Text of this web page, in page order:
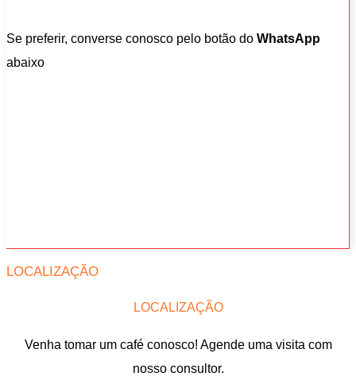
Se preferir, converse conosco pelo botão do WhatsApp
abaixo
LOCALIZAÇÃO
LOCALIZAÇÃO
Venha tomar um café conosco! Agende uma visita com
nosso consultor.